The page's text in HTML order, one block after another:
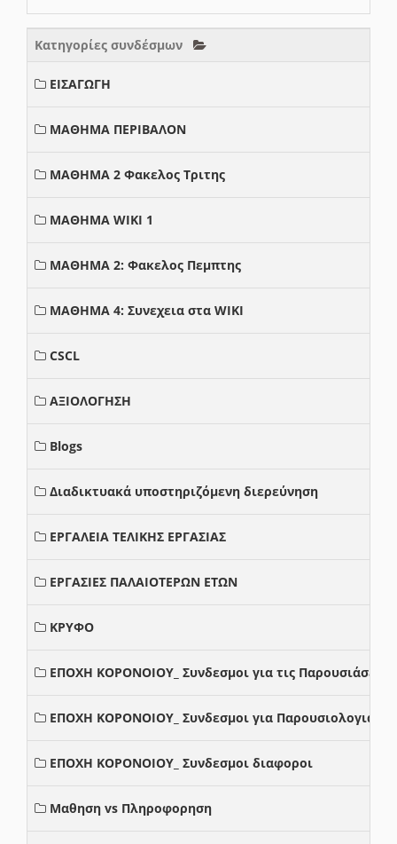
Κατηγορίες συνδέσμων
ΕΙΣΑΓΩΓΗ
ΜΑΘΗΜΑ ΠΕΡΙΒΑΛΟΝ
ΜΑΘΗΜΑ 2 Φακελος Τριτης
ΜΑΘΗΜΑ WIKI 1
ΜΑΘΗΜΑ 2: Φακελος Πεμπτης
ΜΑΘΗΜΑ 4: Συνεχεια στα WIKI
CSCL
ΑΞΙΟΛΟΓΗΣΗ
Blogs
Διαδικτυακά υποστηριζόμενη διερεύνηση
ΕΡΓΑΛΕΙΑ ΤΕΛΙΚΗΣ ΕΡΓΑΣΙΑΣ
ΕΡΓΑΣΙΕΣ ΠΑΛΑΙΟΤΕΡΩΝ ΕΤΩΝ
ΚΡΥΦΟ
ΕΠΟΧΗ ΚΟΡΟΝΟΙΟΥ_ Συνδεσμοι για τις Παρουσιάσεις
ΕΠΟΧΗ ΚΟΡΟΝΟΙΟΥ_ Συνδεσμοι για Παρουσιολογια
ΕΠΟΧΗ ΚΟΡΟΝΟΙΟΥ_ Συνδεσμοι διαφοροι
Μαθηση vs Πληροφορηση